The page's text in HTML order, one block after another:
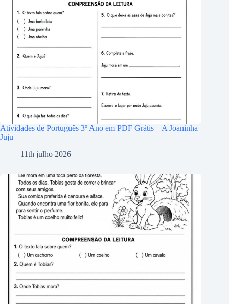
Atividades de Português 3º Ano em PDF Grátis – A Joaninha
Juju
11th julho 2026